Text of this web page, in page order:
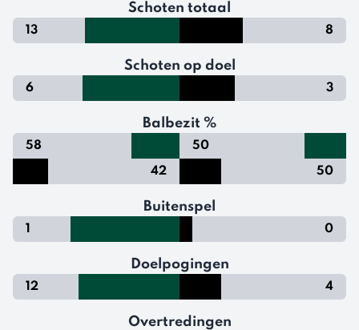
Schoten totaal
13 8
Schoten op doel
6 3
Balbezit %
58
50
42
50
Buitenspel
1 0
Doelpogingen
12 4
Overtredingen